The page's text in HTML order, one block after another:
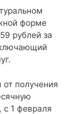
форме
рублей за
от получения
1 февраля